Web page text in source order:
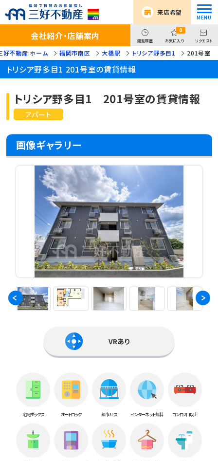
来店希望
会社紹介・店舗案内 閲覧履歴
0
お気に入り リクエスト
好不動産:ホーム 福岡市南区 大橋駅 トリシア野多目1 201号室
トリシア野多目1 201号室の賃貸情報
アパート
トリシア野多目1 201号室の賃貸情報
画像ギャラリー
VRあり
宅配ボックス オートロック 都市ガス インターネット無料 コンロ2口以上